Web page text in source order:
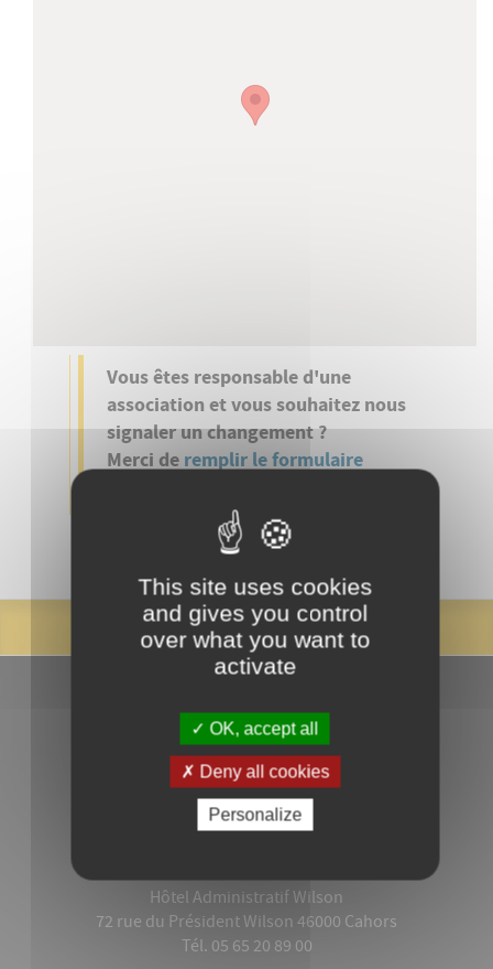
Vous êtes responsable d'une
association et vous souhaitez nous
signaler un changement ?
Merci deremplir le formulaire
Grand Cahors
Hôtel Administratif Wilson
72 rue du Président Wilson 46000 Cahors
Tél. 05 65 20 89 00
This site uses cookies
and gives you control
over what you want to
activate
OK, accept all
Deny all cookies
Personalize